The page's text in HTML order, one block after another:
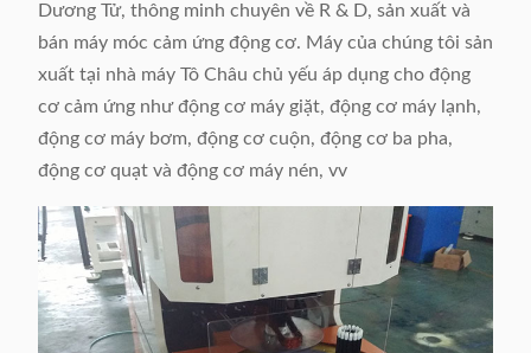
Dương Tử, thông minh chuyên về R & D, sản xuất và
bán máy móc cảm ứng động cơ. Máy của chúng tôi sản
xuất tại nhà máy Tô Châu chủ yếu áp dụng cho động
cơ cảm ứng như động cơ máy giặt, động cơ máy lạnh,
động cơ máy bơm, động cơ cuộn, động cơ ba pha,
động cơ quạt và động cơ máy nén, vv